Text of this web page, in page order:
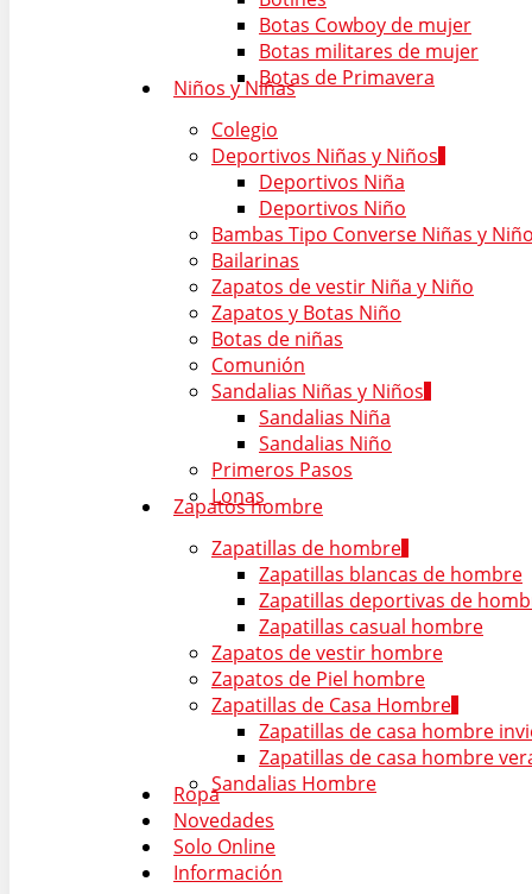
Botas Cowboy de mujer
Botas militares de mujer
Botas de Primavera
Niños y Niñas
Colegio
Deportivos Niñas y Niños
Deportivos Niña
Deportivos Niño
Bambas Tipo Converse Niñas y
Bailarinas
Zapatos de vestir Niña y Niño
Zapatos y Botas Niño
Botas de niñas
Comunión
Sandalias Niñas y Niños
Sandalias Niña
Sandalias Niño
Primeros Pasos
Lonas
Zapatos hombre
Zapatillas de hombre
Zapatillas blancas de hombre
Zapatillas deportivas de
Zapatillas casual hombre
Zapatos de vestir hombre
Zapatos de Piel hombre
Zapatillas de Casa Hombre
Zapatillas de casa hombre
Zapatillas de casa hombre
Sandalias Hombre
Ropa
Novedades
Solo Online
Información